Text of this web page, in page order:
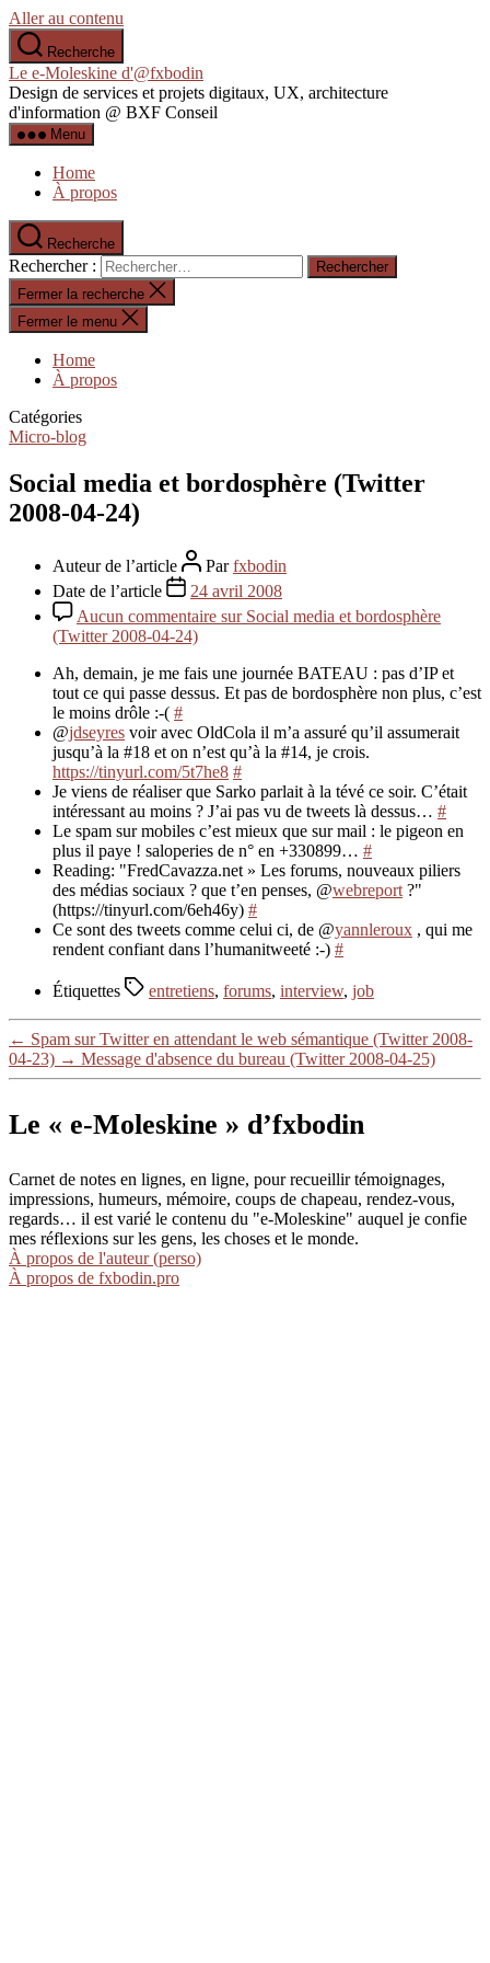
Aller au contenu
Recherche
Le e-Moleskine d'@fxbodin
Design de services et projets digitaux, UX, architecture
d'information @ BXF Conseil
Menu
Home
À propos
Recherche
Rechercher :
Fermer la recherche
Fermer le menu
Home
À propos
Catégories
Micro-blog
Social media et bordosphère (Twitter
2008-04-24)
Auteur de l’article Parfxbodin
Date de l’article
24 avril 2008
Aucun commentaire sur Social media et bordosphère
(Twitter 2008-04-24)
Ah, demain, je me fais une journée BATEAU : pas d’IP et
tout ce qui passe dessus. Et pas de bordosphère non plus, c’est
le moins drôle :-( #
@jdseyres voir avec OldCola il m’a assuré qu’il assumerait
jusqu’à la #18 et on n’est qu’à la #14, je crois.
https://tinyurl.com/5t7he8 #
Je viens de réaliser que Sarko parlait à la tévé ce soir. C’était
intéressant au moins ? J’ai pas vu de tweets là dessus… #
Le spam sur mobiles c’est mieux que sur mail : le pigeon en
plus il paye ! saloperies de n° en +330899… #
Reading: "FredCavazza.net » Les forums, nouveaux piliers
des médias sociaux ? que t’en penses, @webreport ?"
(https://tinyurl.com/6eh46y) #
Ce sont des tweets comme celui ci, de @yannleroux , qui me
rendent confiant dans l’humanitweeté :-) #
Étiquettes entretiens, forums, interview, job
← Spam sur Twitter en attendant le web sémantique (Twitter 2008-
04-23) → Message d'absence du bureau (Twitter 2008-04-25)
Le « e-Moleskine » d’fxbodin
Carnet de notes en lignes, en ligne, pour recueillir témoignages,
impressions, humeurs, mémoire, coups de chapeau, rendez-vous,
regards… il est varié le contenu du "e-Moleskine" auquel je confie
mes réflexions sur les gens, les choses et le monde.
À propos de l'auteur (perso)
À propos de fxbodin.pro